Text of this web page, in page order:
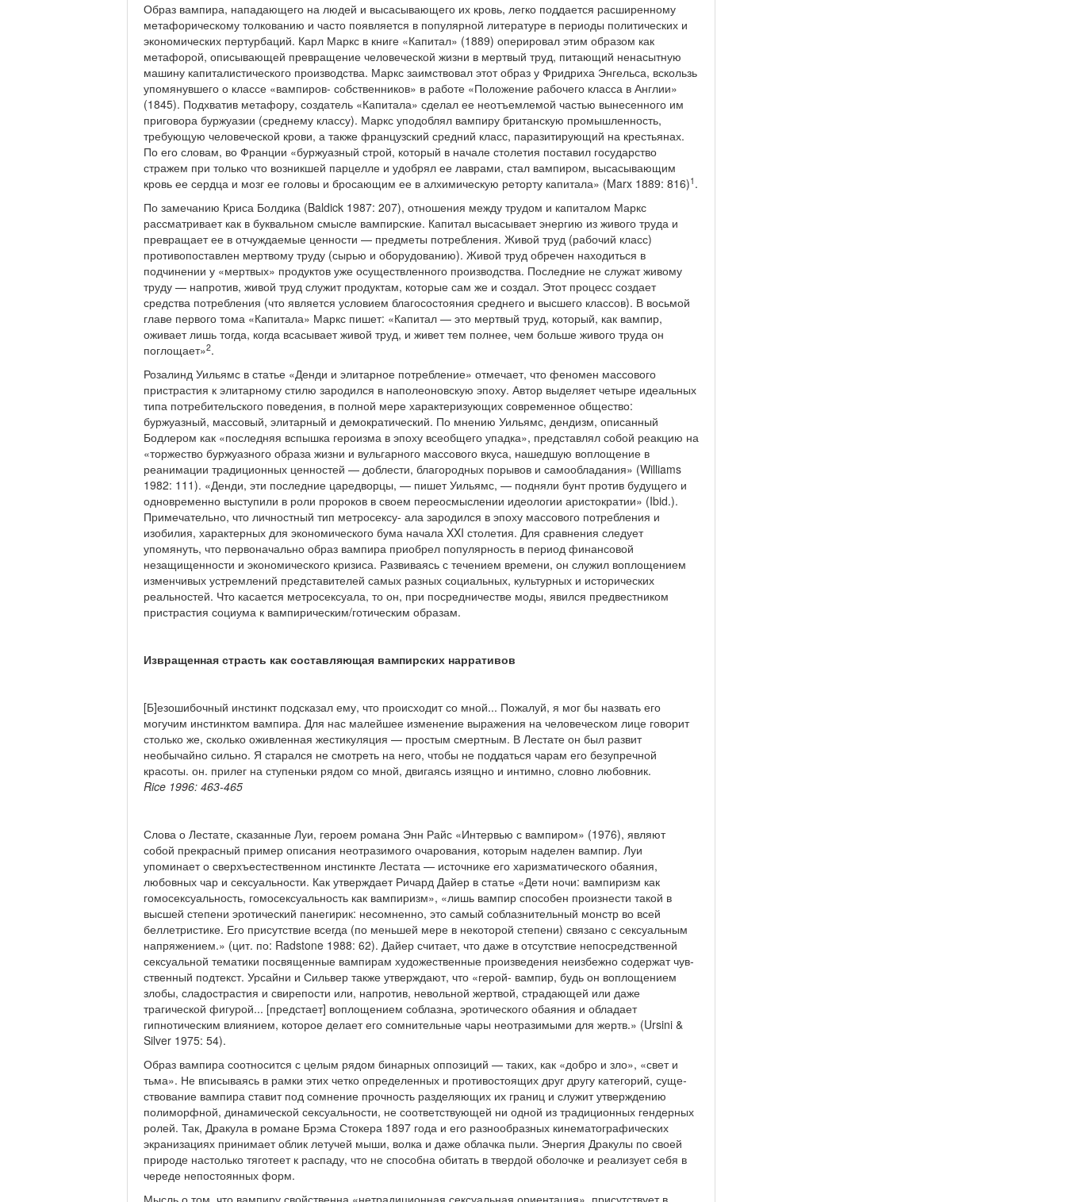
Образ вампира, нападающего на людей и высасывающего их кровь, легко поддается расширенному
метафорическому толкованию и ча­сто появляется в популярной литературе в периоды политических и
экономических пертурбаций. Карл Маркс в книге «Капитал» (1889) опе­рировал этим образом как
метафорой, описывающей превращение человеческой жизни в мертвый труд, питающий ненасытную
маши­ну капиталистического производства. Маркс заимствовал этот образ у Фридриха Энгельса, вскользь
упомянувшего о классе «вампиров- собственников» в работе «Положение рабочего класса в Англии»
(1845). Подхватив метафору, создатель «Капитала» сделал ее неотъемлемой частью вынесенного им
приговора буржуазии (среднему классу). Маркс уподоблял вампиру британскую промышленность,
требующую чело­веческой крови, а также французский средний класс, паразитирую­щий на крестьянах.
По его словам, во Франции «буржуазный строй, который в начале столетия поставил государство
стражем при только что возникшей парцелле и удобрял ее лаврами, стал вампиром, выса­сывающим
кровь ее сердца и мозг ее головы и бросающим ее в алхи­мическую реторту капитала» (Marx 1889: 816)1 .
По замечанию Криса Болдика (Baldick 1987: 207), отношения между трудом и капиталом Маркс
рассматривает как в буквальном смысле вампирские. Капитал высасывает энергию из живого труда и
превращает ее в отчуждаемые ценности — предметы потребления. Живой труд (рабочий класс)
противопоставлен мертвому труду (сырью и обо­рудованию). Живой труд обречен находиться в
подчинении у «мерт­вых» продуктов уже осуществленного производства. Последние не служат живому
труду — напротив, живой труд служит продуктам, которые сам же и создал. Этот процесс создает
средства потребления (что является условием благосостояния среднего и высшего классов). В восьмой
главе первого тома «Капитала» Маркс пишет: «Капитал — это мертвый труд, который, как вампир,
оживает лишь тогда, когда всасывает живой труд, и живет тем полнее, чем больше живого труда он
поглощает»2.
Розалинд Уильямс в статье «Денди и элитарное потребление» от­мечает, что феномен массового
пристрастия к элитарному стилю за­родился в наполеоновскую эпоху. Автор выделяет четыре идеальных
типа потребительского поведения, в полной мере характеризующих современное общество:
буржуазный, массовый, элитарный и демо­кратический. По мнению Уильямс, дендизм, описанный
Бодлером как «последняя вспышка героизма в эпоху всеобщего упадка», пред­ставлял собой реакцию на
«торжество буржуазного образа жизни и вульгарного массового вкуса, нашедшую воплощение в
реанимации традиционных ценностей — доблести, благородных порывов и само­обладания» (Williams
1982: 111). «Денди, эти последние царедворцы, — пишет Уильямс, — подняли бунт против будущего и
одновременно выступили в роли пророков в своем переосмыслении идеологии ари­стократии» (Ibid.).
Примечательно, что личностный тип метросексу- ала зародился в эпоху массового потребления и
изобилия, характер­ных для экономического бума начала XXI столетия. Для сравнения следует
упомянуть, что первоначально образ вампира приобрел по­пулярность в период финансовой
незащищенности и экономическо­го кризиса. Развиваясь с течением времени, он служил воплощением
изменчивых устремлений представителей самых разных социальных, культурных и исторических
реальностей. Что касается метросексуала, то он, при посредничестве моды, явился предвестником
пристрастия социума к вампирическим/готическим образам.
Извращенная страсть как составляющая вампирских нарративов
[Б]езошибочный инстинкт подсказал ему, что происходит со мной... Пожалуй, я мог бы назвать его
могучим инстинктом вампира. Для нас малейшее изменение выражения на человеческом лице говорит
столько же, сколько оживленная жестикуляция — простым смертным. В Лестате он был развит
необычайно сильно. Я старался не смотреть на него, чтобы не поддаться чарам его безупречной
красоты. он. прилег на ступеньки рядом со мной, двигаясь изящно и интимно, словно любовник.
Rice 1996: 463-465
Слова о Лестате, сказанные Луи, героем романа Энн Райс «Интервью с вампиром» (1976), являют
собой прекрасный пример описания не­отразимого очарования, которым наделен вампир. Луи
упоминает о сверхъестественном инстинкте Лестата — источнике его харизматиче­ского обаяния,
любовных чар и сексуальности. Как утверждает Ричард Дайер в статье «Дети ночи: вампиризм как
гомосексуальность, гомо­сексуальность как вампиризм», «лишь вампир способен произнести такой в
высшей степени эротический панегирик: несомненно, это са­мый соблазнительный монстр во всей
беллетристике. Его присутствие всегда (по меньшей мере в некоторой степени) связано с сексуальным
напряжением.» (цит. по: Radstone 1988: 62). Дайер считает, что даже в отсутствие непосредственной
сексуальной тематики посвященные вампирам художественные произведения неизбежно содержат чув­
ственный подтекст. Урсайни и Сильвер также утверждают, что «герой- вампир, будь он воплощением
злобы, сладострастия и свирепости или, напротив, невольной жертвой, страдающей или даже
трагической фи­гурой... [предстает] воплощением соблазна, эротического обаяния и обладает
гипнотическим влиянием, которое делает его сомнительные чары неотразимыми для жертв.» (Ursini &
Silver 1975: 54).
Образ вампира соотносится с целым рядом бинарных оппозиций — таких, как «добро и зло», «свет и
тьма». Не вписываясь в рамки этих четко определенных и противостоящих друг другу категорий, суще­
ствование вампира ставит под сомнение прочность разделяющих их границ и служит утверждению
полиморфной, динамической сексу­альности, не соответствующей ни одной из традиционных гендерных
ролей. Так, Дракула в романе Брэма Стокера 1897 года и его разно­образных кинематографических
экранизациях принимает облик ле­тучей мыши, волка и даже облачка пыли. Энергия Дракулы по своей
природе настолько тяготеет к распаду, что не способна обитать в твер­дой оболочке и реализует себя в
череде непостоянных форм.
Мысль о том, что вампиру свойственна «нетрадиционная сексуальная ориентация», присутствует в